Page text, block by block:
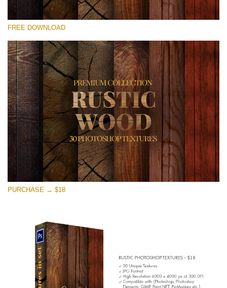
Kérlek, válassz
Small 800*533px
Rustic Wood
(30 Textures)
Large 6000*4000px
Entire Collection
(1783 Overlays)
Large 6000*4000px
Ingyenes letöltés
FREE DOWNLOAD
PURCHASE → $18